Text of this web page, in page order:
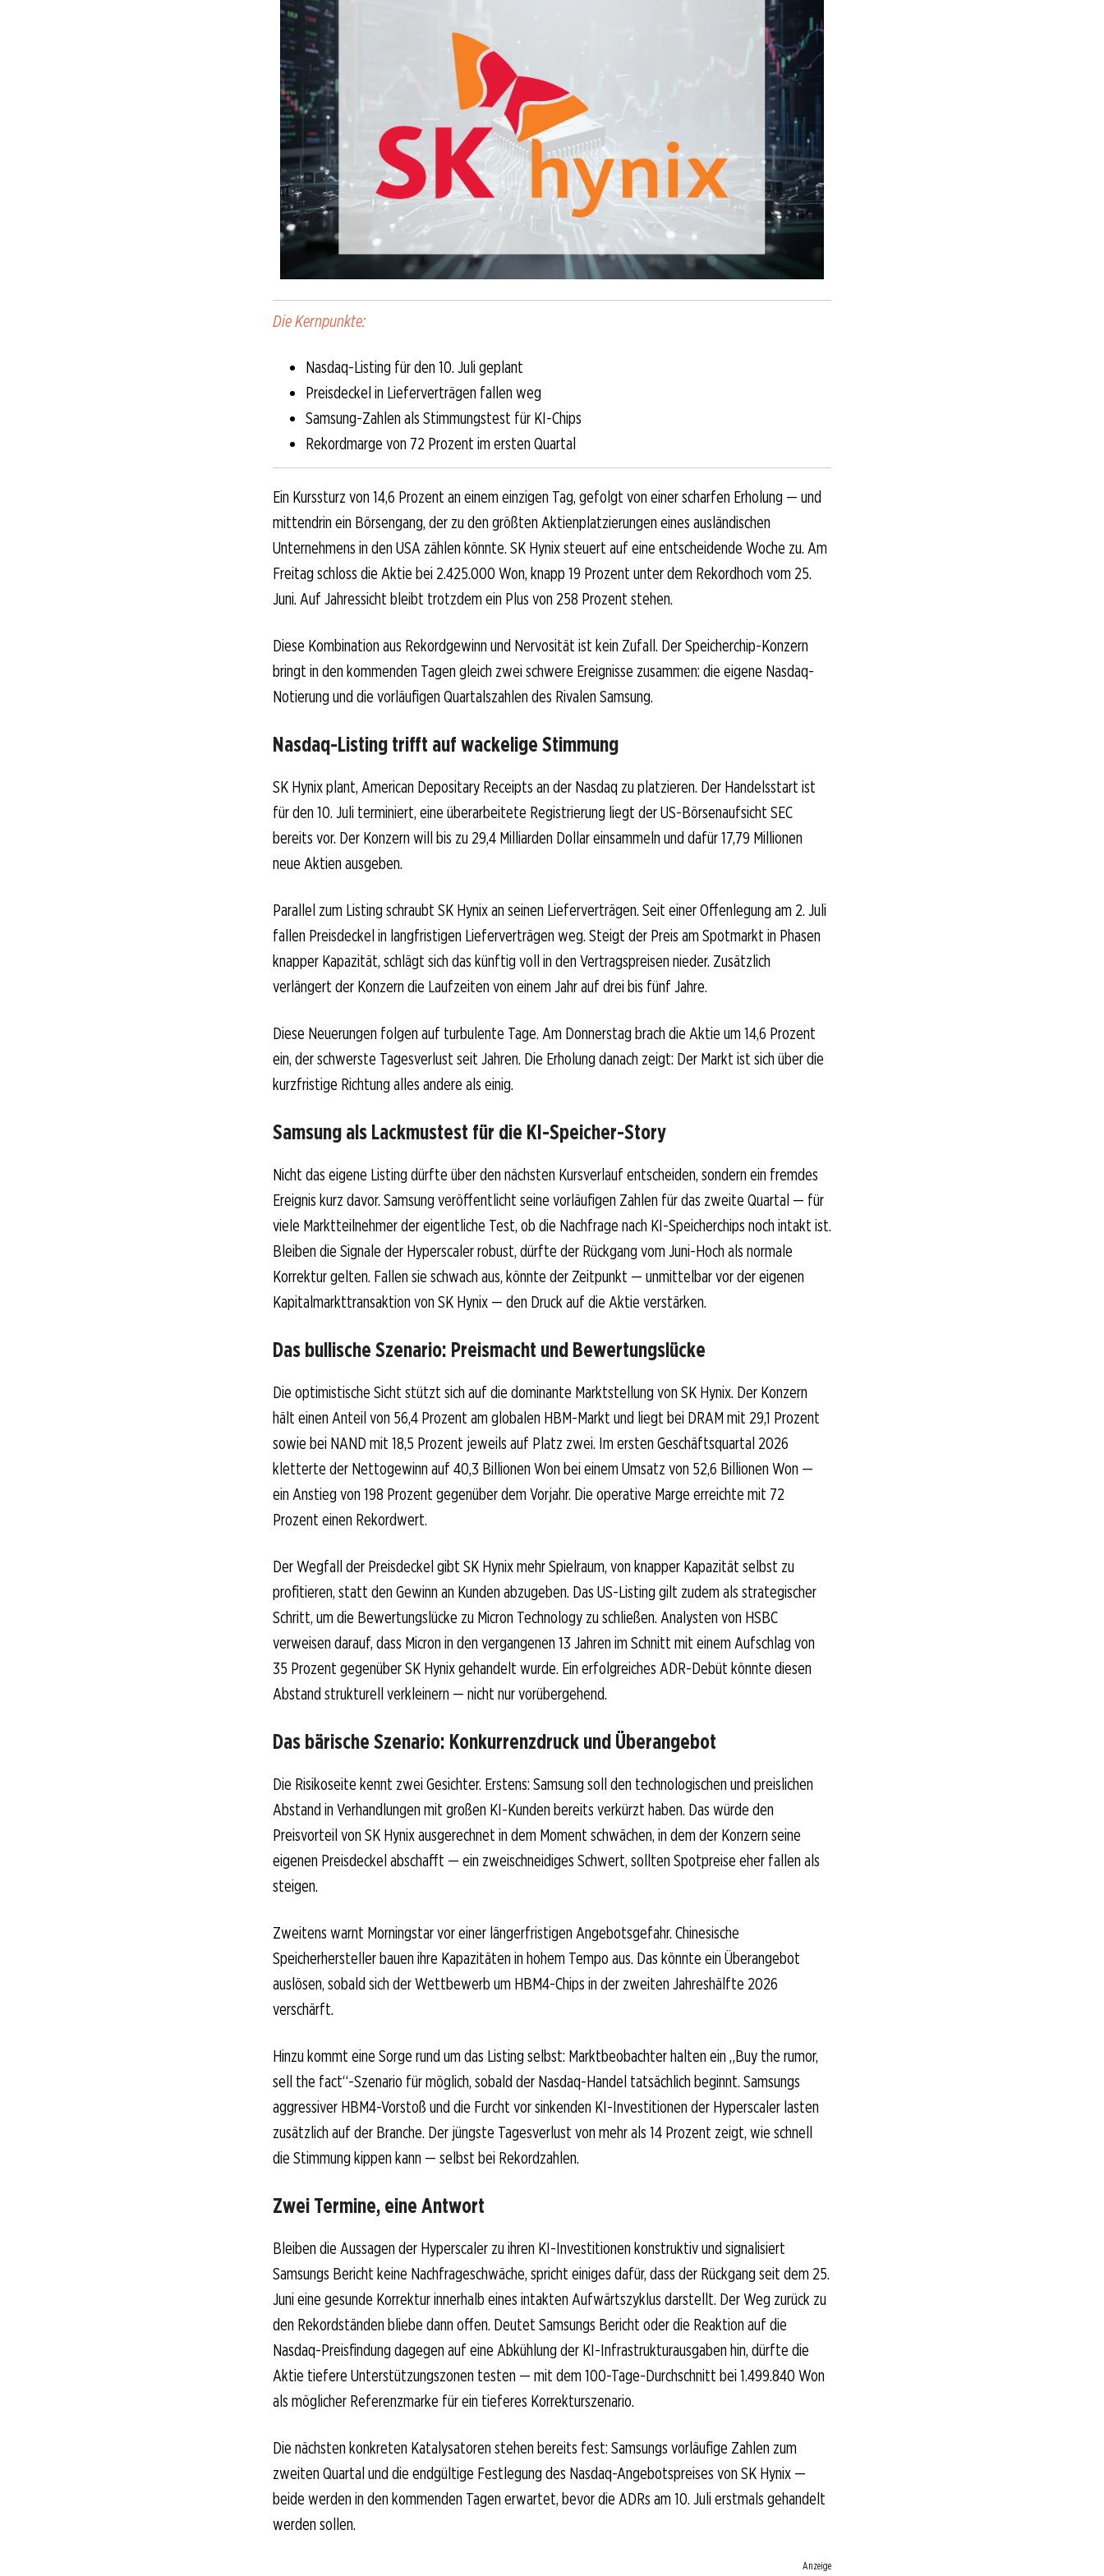
Die Kernpunkte:
Nasdaq-Listing für den 10. Juli geplant
Preisdeckel in Lieferverträgen fallen weg
Samsung-Zahlen als Stimmungstest für KI-Chips
Rekordmarge von 72 Prozent im ersten Quartal
Ein Kurssturz von 14,6 Prozent an einem einzigen Tag, gefolgt von einer scharfen Erholung — und
mittendrin ein Börsengang, der zu den größten Aktienplatzierungen eines ausländischen
Unternehmens in den USA zählen könnte. SK Hynix steuert auf eine entscheidende Woche zu. Am
Freitag schloss die Aktie bei 2.425.000 Won, knapp 19 Prozent unter dem Rekordhoch vom 25.
Juni. Auf Jahressicht bleibt trotzdem ein Plus von 258 Prozent stehen.
Diese Kombination aus Rekordgewinn und Nervosität ist kein Zufall. Der Speicherchip-Konzern
bringt in den kommenden Tagen gleich zwei schwere Ereignisse zusammen: die eigene Nasdaq-
Notierung und die vorläufigen Quartalszahlen des Rivalen Samsung.
Nasdaq-Listing trifft auf wackelige Stimmung
SK Hynix plant, American Depositary Receipts an der Nasdaq zu platzieren. Der Handelsstart ist
für den 10. Juli terminiert, eine überarbeitete Registrierung liegt der US-Börsenaufsicht SEC
bereits vor. Der Konzern will bis zu 29,4 Milliarden Dollar einsammeln und dafür 17,79 Millionen
neue Aktien ausgeben.
Parallel zum Listing schraubt SK Hynix an seinen Lieferverträgen. Seit einer Offenlegung am 2. Juli
fallen Preisdeckel in langfristigen Lieferverträgen weg. Steigt der Preis am Spotmarkt in Phasen
knapper Kapazität, schlägt sich das künftig voll in den Vertragspreisen nieder. Zusätzlich
verlängert der Konzern die Laufzeiten von einem Jahr auf drei bis fünf Jahre.
Diese Neuerungen folgen auf turbulente Tage. Am Donnerstag brach die Aktie um 14,6 Prozent
ein, der schwerste Tagesverlust seit Jahren. Die Erholung danach zeigt: Der Markt ist sich über die
kurzfristige Richtung alles andere als einig.
Samsung als Lackmustest für die KI-Speicher-Story
Nicht das eigene Listing dürfte über den nächsten Kursverlauf entscheiden, sondern ein fremdes
Ereignis kurz davor. Samsung veröffentlicht seine vorläufigen Zahlen für das zweite Quartal — für
viele Marktteilnehmer der eigentliche Test, ob die Nachfrage nach KI-Speicherchips noch intakt ist.
Bleiben die Signale der Hyperscaler robust, dürfte der Rückgang vom Juni-Hoch als normale
Korrektur gelten. Fallen sie schwach aus, könnte der Zeitpunkt — unmittelbar vor der eigenen
Kapitalmarkttransaktion von SK Hynix — den Druck auf die Aktie verstärken.
Das bullische Szenario: Preismacht und Bewertungslücke
Die optimistische Sicht stützt sich auf die dominante Marktstellung von SK Hynix. Der Konzern
hält einen Anteil von 56,4 Prozent am globalen HBM-Markt und liegt bei DRAM mit 29,1 Prozent
sowie bei NAND mit 18,5 Prozent jeweils auf Platz zwei. Im ersten Geschäftsquartal 2026
kletterte der Nettogewinn auf 40,3 Billionen Won bei einem Umsatz von 52,6 Billionen Won —
ein Anstieg von 198 Prozent gegenüber dem Vorjahr. Die operative Marge erreichte mit 72
Prozent einen Rekordwert.
Der Wegfall der Preisdeckel gibt SK Hynix mehr Spielraum, von knapper Kapazität selbst zu
profitieren, statt den Gewinn an Kunden abzugeben. Das US-Listing gilt zudem als strategischer
Schritt, um die Bewertungslücke zu Micron Technology zu schließen. Analysten von HSBC
verweisen darauf, dass Micron in den vergangenen 13 Jahren im Schnitt mit einem Aufschlag von
35 Prozent gegenüber SK Hynix gehandelt wurde. Ein erfolgreiches ADR-Debüt könnte diesen
Abstand strukturell verkleinern — nicht nur vorübergehend.
Das bärische Szenario: Konkurrenzdruck und Überangebot
Die Risikoseite kennt zwei Gesichter. Erstens: Samsung soll den technologischen und preislichen
Abstand in Verhandlungen mit großen KI-Kunden bereits verkürzt haben. Das würde den
Preisvorteil von SK Hynix ausgerechnet in dem Moment schwächen, in dem der Konzern seine
eigenen Preisdeckel abschafft — ein zweischneidiges Schwert, sollten Spotpreise eher fallen als
steigen.
Zweitens warnt Morningstar vor einer längerfristigen Angebotsgefahr. Chinesische
Speicherhersteller bauen ihre Kapazitäten in hohem Tempo aus. Das könnte ein Überangebot
auslösen, sobald sich der Wettbewerb um HBM4-Chips in der zweiten Jahreshälfte 2026
verschärft.
Hinzu kommt eine Sorge rund um das Listing selbst: Marktbeobachter halten ein „Buy the rumor,
sell the fact“-Szenario für möglich, sobald der Nasdaq-Handel tatsächlich beginnt. Samsungs
aggressiver HBM4-Vorstoß und die Furcht vor sinkenden KI-Investitionen der Hyperscaler lasten
zusätzlich auf der Branche. Der jüngste Tagesverlust von mehr als 14 Prozent zeigt, wie schnell
die Stimmung kippen kann — selbst bei Rekordzahlen.
Zwei Termine, eine Antwort
Bleiben die Aussagen der Hyperscaler zu ihren KI-Investitionen konstruktiv und signalisiert
Samsungs Bericht keine Nachfrageschwäche, spricht einiges dafür, dass der Rückgang seit dem 25.
Juni eine gesunde Korrektur innerhalb eines intakten Aufwärtszyklus darstellt. Der Weg zurück zu
den Rekordständen bliebe dann offen. Deutet Samsungs Bericht oder die Reaktion auf die
Nasdaq-Preisfindung dagegen auf eine Abkühlung der KI-Infrastrukturausgaben hin, dürfte die
Aktie tiefere Unterstützungszonen testen — mit dem 100-Tage-Durchschnitt bei 1.499.840 Won
als möglicher Referenzmarke für ein tieferes Korrekturszenario.
Die nächsten konkreten Katalysatoren stehen bereits fest: Samsungs vorläufige Zahlen zum
zweiten Quartal und die endgültige Festlegung des Nasdaq-Angebotspreises von SK Hynix —
beide werden in den kommenden Tagen erwartet, bevor die ADRs am 10. Juli erstmals gehandelt
werden sollen.
Anzeige